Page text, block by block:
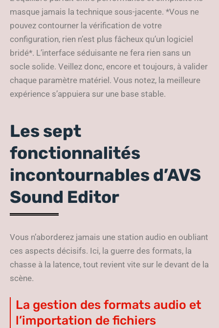
masque jamais la technique sous-jacente. *Vous ne
pouvez contourner la vérification de votre
configuration, rien n’est plus fâcheux qu’un logiciel
bridé*. L’interface séduisante ne fera rien sans un
socle solide. Veillez donc, encore et toujours, à valider
chaque paramètre matériel. Vous notez, la meilleure
expérience s’appuiera sur une base stable.
Les sept
fonctionnalités
incontournables d’AVS
Sound Editor
Vous n’aborderez jamais une station audio en oubliant
ces aspects décisifs. Ici, la guerre des formats, la
chasse à la latence, tout revient vite sur le devant de la
scène.
La gestion des formats audio et
l’importation de fichiers